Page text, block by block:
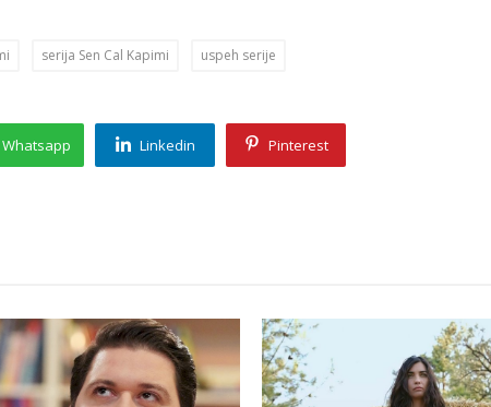
serija Sen Cal Kapimi uspeh serije
Whatsapp Linkedin Pinterest